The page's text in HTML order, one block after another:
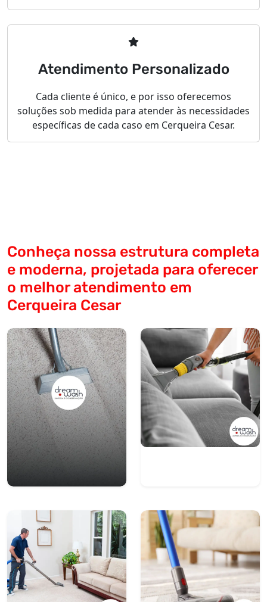
Atendimento Personalizado
Cada cliente é único, e por isso oferecemos
soluções sob medida para atender às necessidades
específicas de cada caso em Cerqueira Cesar.
Conheça nossa estrutura completa
e moderna, projetada para oferecer
o melhor atendimento em
Cerqueira Cesar